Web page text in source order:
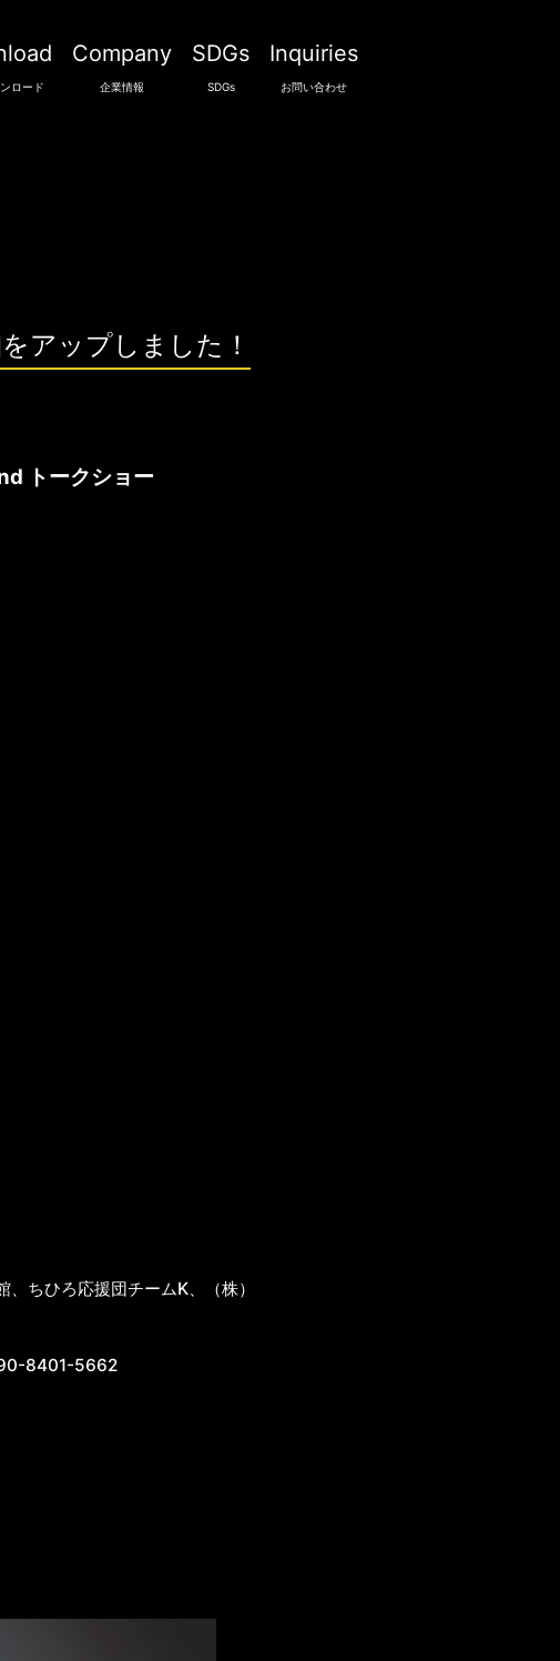
ロード
Company
企業情報
SDGs
SDGs
Inquiries
お問い合わせ
アップしました！
トークショー
ちひろ応援団チームK、（株）
8401-5662